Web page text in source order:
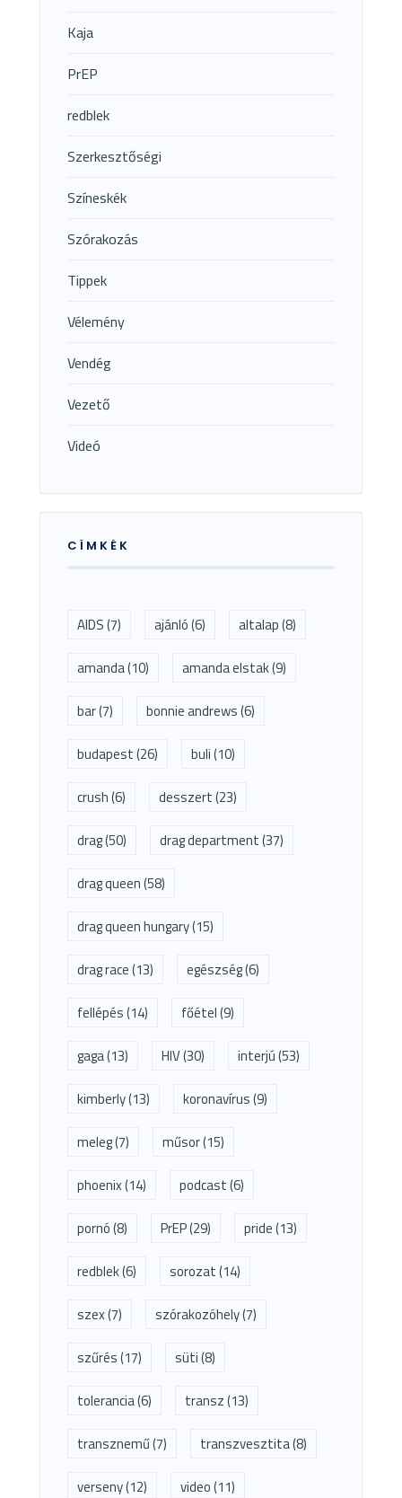
Kaja
PrEP
redblek
Szerkesztőségi
Színeskék
Szórakozás
Tippek
Vélemény
Vendég
Vezető
Videó
CÍMKÉK
AIDS(7) ajánló(6) altalap(8)
amanda(10) amanda elstak(9)
bar(7) bonnie andrews(6)
budapest(26) buli(10)
crush(6) desszert(23)
drag(50) drag department(37)
drag queen(58)
drag queen hungary(15)
drag race(13) egészség(6)
fellépés(14) főétel(9)
gaga(13) HIV(30) interjú(53)
kimberly(13) koronavírus(9)
meleg(7) műsor(15)
phoenix(14) podcast(6)
pornó(8) PrEP(29) pride(13)
redblek(6) sorozat(14)
szex(7) szórakozóhely(7)
szűrés(17) süti(8)
tolerancia(6) transz(13)
transznemű(7) transzvesztita(8)
verseny(12) video(11)